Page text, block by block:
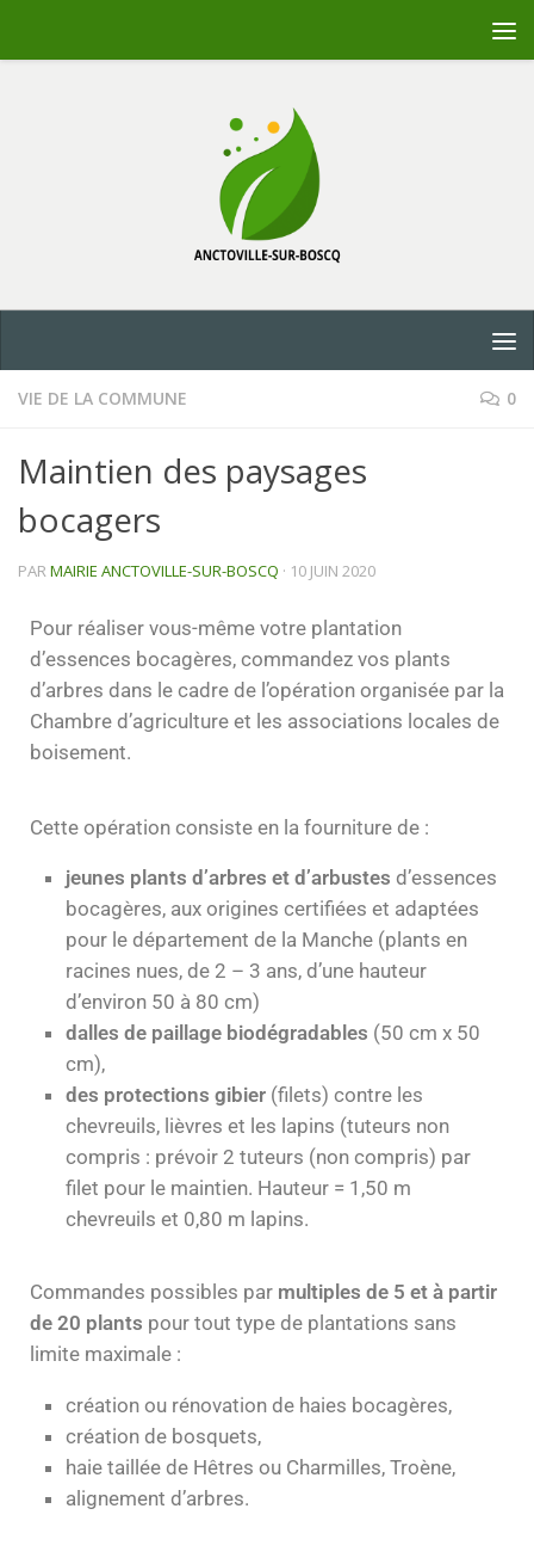
VIE DE LA COMMUNE 0
Maintien des paysages
bocagers
PARMAIRIE ANCTOVILLE-SUR-BOSCQ · 10 JUIN 2020
Pour réaliser vous-même votre plantation
d’essences bocagères, commandez vos plants
d’arbres dans le cadre de l’opération organisée par la
Chambre d’agriculture et les associations locales de
boisement.
Cette opération consiste en la fourniture de :
jeunes plants d’arbres et d’arbustes d’essences
bocagères, aux origines certifiées et adaptées
pour le département de la Manche (plants en
racines nues, de 2 – 3 ans, d’une hauteur
d’environ 50 à 80 cm)
dalles de paillage biodégradables (50 cm x 50
cm),
des protections gibier (filets) contre les
chevreuils, lièvres et les lapins (tuteurs non
compris : prévoir 2 tuteurs (non compris) par
filet pour le maintien. Hauteur = 1,50 m
chevreuils et 0,80 m lapins.
Commandes possibles par multiples de 5 et à partir
de 20 plants pour tout type de plantations sans
limite maximale :
création ou rénovation de haies bocagères,
création de bosquets,
haie taillée de Hêtres ou Charmilles, Troène,
alignement d’arbres.